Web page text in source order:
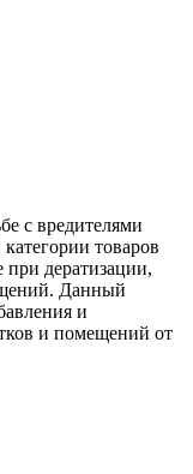
с вредителями
товаров
при дератизации,
Данный
и
и помещений от